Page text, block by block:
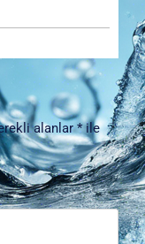
alanlar*ile